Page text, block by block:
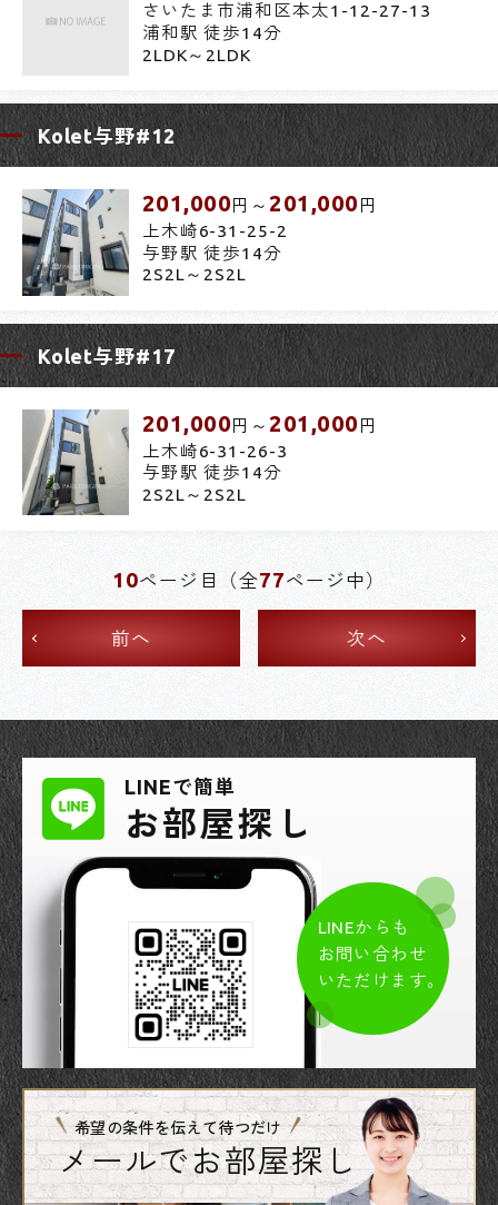
さいたま市浦和区本太1-12-27-13
浦和駅 徒歩14分
2LDK～2LDK
Kolet与野#12
201,000 円～ 201,000 円
上木崎6-31-25-2
与野駅 徒歩14分
2S2L～2S2L
Kolet与野#17
201,000 円～ 201,000 円
上木崎6-31-26-3
与野駅 徒歩14分
2S2L～2S2L
10ページ目（全77ページ中）
前へ 次へ
LINEで簡単
お部屋探し
LINEからも
お問い合わせ
いただけます。
希望の条件を伝えて待つだけ
メールでお部屋探し